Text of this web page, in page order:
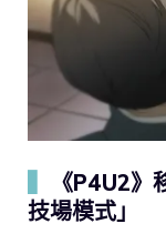
《P4U2
技場模式」